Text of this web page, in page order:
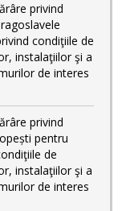
privind
condiţiile de
instalaţiilor şi a
de interes
privind
pentru
de
instalaţiilor şi a
de interes